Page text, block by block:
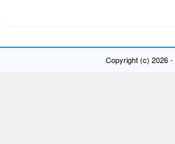
Copyright (c) 2026 -